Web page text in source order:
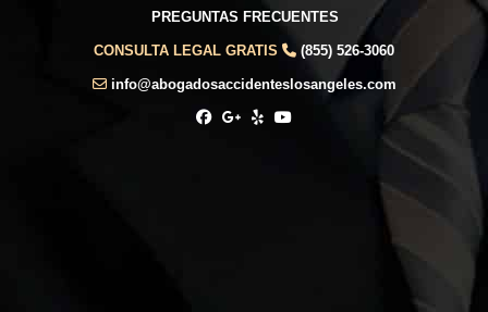
PREGUNTAS FRECUENTES
CONSULTA LEGAL GRATIS (855) 526-3060
info@abogadosaccidenteslosangeles.com